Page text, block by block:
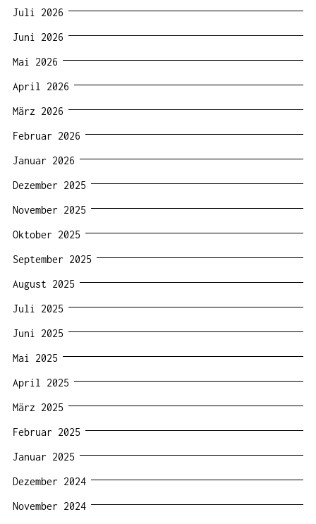
Juli 2026
Juni 2026
Mai 2026
April 2026
März 2026
Februar 2026
Januar 2026
Dezember 2025
November 2025
Oktober 2025
September 2025
August 2025
Juli 2025
Juni 2025
Mai 2025
April 2025
März 2025
Februar 2025
Januar 2025
Dezember 2024
November 2024